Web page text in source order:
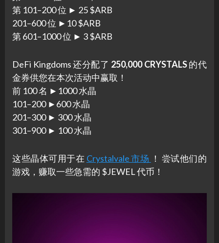
第 101–200 位 ► 25 $ARB
201–600 位 ►10 $ARB
第 601–1000 位 ► 3 $ARB
DeFi Kingdoms 还分配了 250,000 CRYSTALS的代
金券供您在本次活动中赢取！
前 100 名 ►1000 水晶
101–200 ►600 水晶
201–300 ► 300 水晶
301–900 ► 100 水晶
这些晶体可用于在 Crystalvale 市场 ！ 尝试他们的
游戏，赚取一些急需的 $JEWEL 代币！